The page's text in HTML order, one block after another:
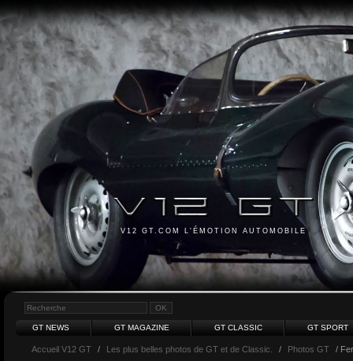
V12 GT.COM L'ÉMOTION AUTOMOBILE
GT NEWS GT MAGAZINE GT CLASSIC GT SPORT
Accueil V12 GT / Les plus belles photos de GT et de Classic. / Photos GT /